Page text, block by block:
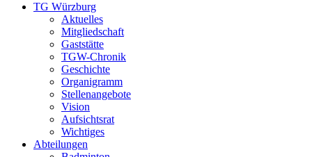
TG Würzburg
Aktuelles
Mitgliedschaft
Gaststätte
TGW-Chronik
Geschichte
Organigramm
Stellenangebote
Vision
Aufsichtsrat
Wichtiges
Abteilungen